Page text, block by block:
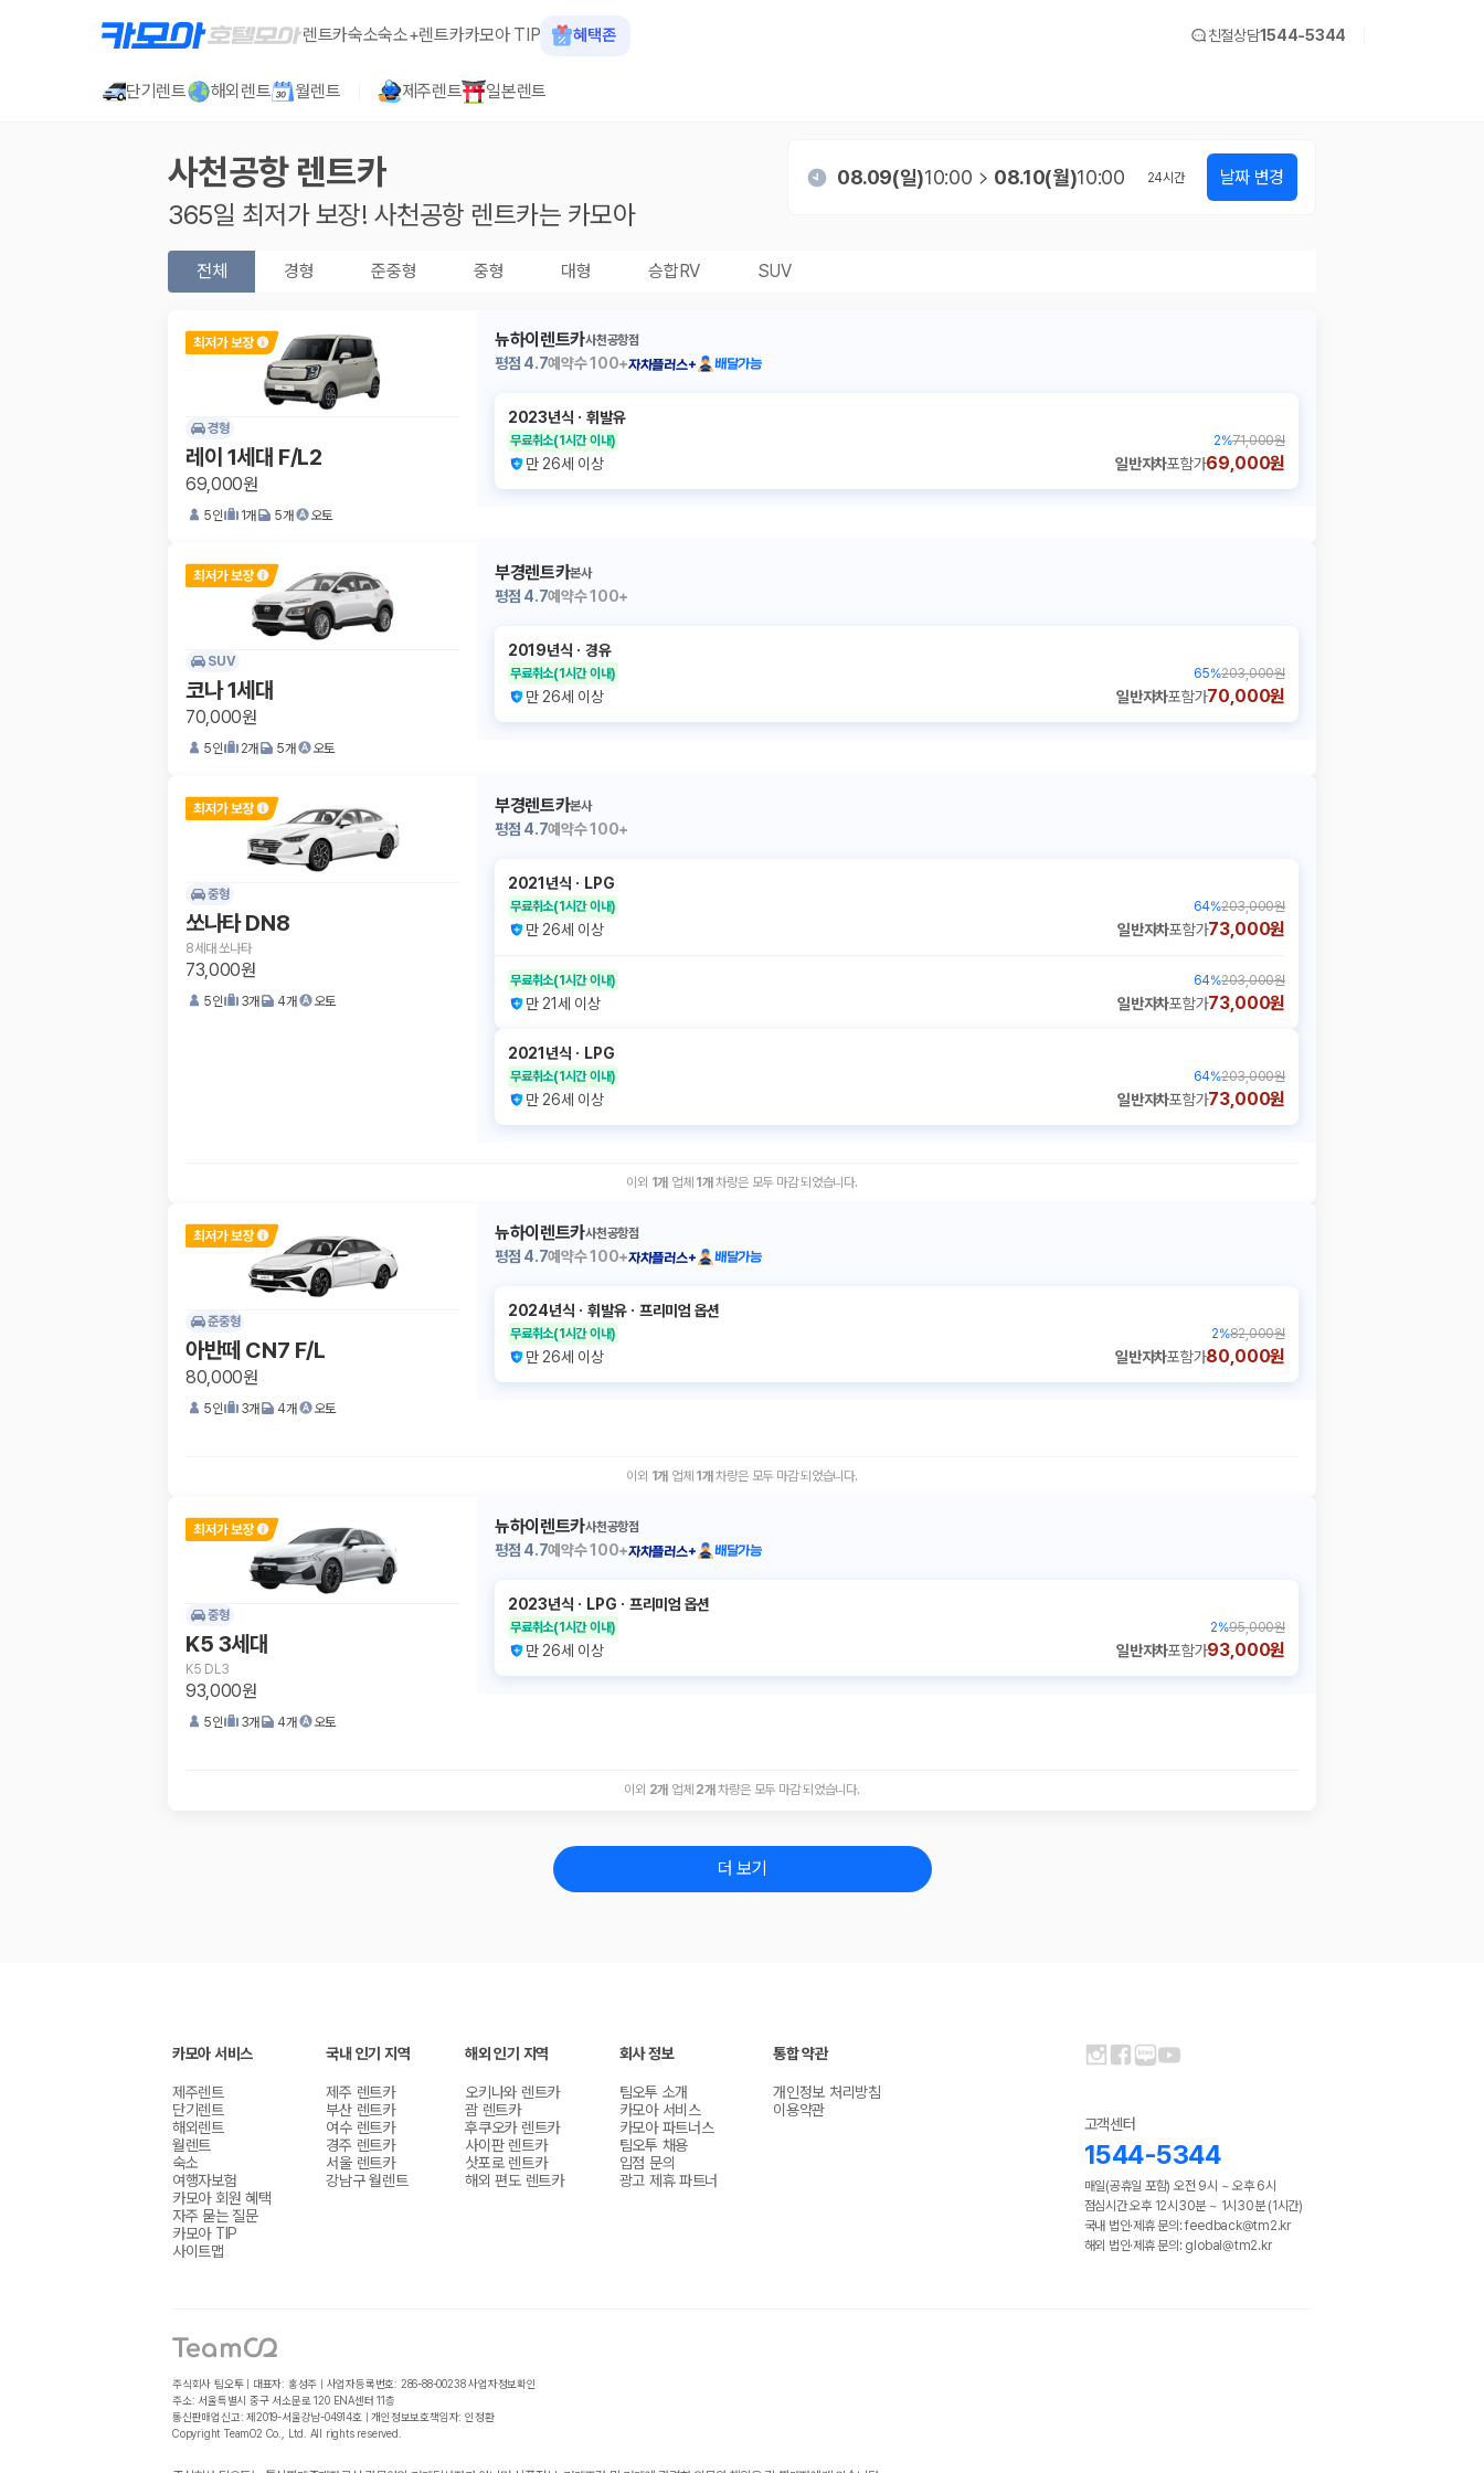
렌트카숙소숙소+렌트카카모아 TIP 혜택존 친절상담1544-5344
단기렌트 해외렌트 월렌트 제주렌트 일본렌트
사천공항렌트카
365일 최저가 보장! 사천공항 렌트카는 카모아
08.09(일)10:00 08.10(월)10:00 24시간 날짜 변경
전체 경형 준중형 중형 대형 승합RV SUV
경형
레이 1세대 F/L2
69,000원
5인 1개 5개 오토
뉴하이렌트카사천공항점
평점 4.7예약수100+자차플러스+ 배달가능
2023년식 ㆍ휘발유
무료취소(1시간 이내) 2%71,000원
만 26세 이상 일반자차포함가69,000원
SUV
코나 1세대
70,000원
5인 2개 5개 오토
부경렌트카본사
평점 4.7예약수100+
2019년식 ㆍ경유
무료취소(1시간 이내) 65%203,000원
만 26세 이상 일반자차포함가70,000원
중형
쏘나타 DN8
8세대 쏘나타
73,000원
5인 3개 4개 오토
부경렌트카본사
평점 4.7예약수100+
2021년식 ㆍ LPG
무료취소(1시간 이내) 64%203,000원
만 26세 이상 일반자차포함가73,000원
무료취소(1시간 이내) 64%203,000원
만 21세 이상 일반자차포함가73,000원
2021년식 ㆍ LPG
무료취소(1시간 이내) 64%203,000원
만 26세 이상 일반자차포함가73,000원
이외 1개 업체 1 개 차량은 모두 마감 되었습니다.
준중형
아반떼 CN7 F/L
80,000원
5인 3개 4개 오토
뉴하이렌트카사천공항점
평점 4.7예약수100+자차플러스+ 배달가능
2024년식 ㆍ휘발유ㆍ 프리미엄 옵션
무료취소(1시간 이내) 2%82,000원
만 26세 이상 일반자차포함가80,000원
이외 1개 업체 1 개 차량은 모두 마감 되었습니다.
중형
K5 3세대
K5 DL3
93,000원
5인 3개 4개 오토
뉴하이렌트카사천공항점
평점 4.7예약수100+자차플러스+ 배달가능
2023년식 ㆍ LPG ㆍ 프리미엄 옵션
무료취소(1시간 이내) 2%95,000원
만 26세 이상 일반자차포함가93,000원
이외 2개 업체 2개 차량은 모두 마감 되었습니다.
더 보기
카모아 서비스
제주렌트
단기렌트
해외렌트
월렌트
숙소
여행자보험
카모아 회원 혜택
자주 묻는 질문
카모아 TIP
사이트맵
국내 인기 지역
제주 렌트카
부산 렌트카
여수 렌트카
경주 렌트카
서울 렌트카
강남구 월렌트
해외 인기 지역
오키나와 렌트카
괌 렌트카
후쿠오카 렌트카
사이판 렌트카
삿포로 렌트카
해외 편도 렌트카
회사 정보
팀오투 소개
카모아 서비스
카모아 파트너스
팀오투 채용
입점 문의
광고 제휴 파트너
통합 약관
개인정보 처리방침
이용약관
고객센터
1544-5344
매일(공휴일 포함) 오전 9시 ~ 오후 6시
점심시간 오후 12시30분 ~ 1시30분 (1시간)
국내 법인·제휴 문의: feedback@tm2.kr
해외 법인·제휴 문의: global@tm2.kr
주식회사 팀오투 | 대표자: 홍성주 | 사업자등록번호: 286-88-00238 사업자정보확인
주소: 서울특별시 중구 서소문로 120 ENA센터 11층
통신판매업신고: 제2019-서울강남-04914호 | 개인정보보호책임자: 인정환
Copyright TeamO2 Co., Ltd. All rights reserved.